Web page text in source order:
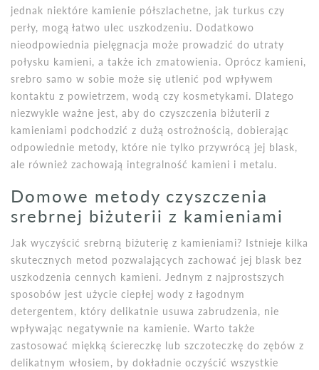
jednak niektóre kamienie półszlachetne, jak turkus czy
perły, mogą łatwo ulec uszkodzeniu. Dodatkowo
nieodpowiednia pielęgnacja może prowadzić do utraty
połysku kamieni, a także ich zmatowienia. Oprócz kamieni,
srebro samo w sobie może się utlenić pod wpływem
kontaktu z powietrzem, wodą czy kosmetykami. Dlatego
niezwykle ważne jest, aby do czyszczenia biżuterii z
kamieniami podchodzić z dużą ostrożnością, dobierając
odpowiednie metody, które nie tylko przywrócą jej blask,
ale również zachowają integralność kamieni i metalu.
Domowe metody czyszczenia
srebrnej biżuterii z kamieniami
Jak wyczyścić srebrną biżuterię z kamieniami? Istnieje kilka
skutecznych metod pozwalających zachować jej blask bez
uszkodzenia cennych kamieni. Jednym z najprostszych
sposobów jest użycie ciepłej wody z łagodnym
detergentem, który delikatnie usuwa zabrudzenia, nie
wpływając negatywnie na kamienie. Warto także
zastosować miękką ściereczkę lub szczoteczkę do zębów z
delikatnym włosiem, by dokładnie oczyścić wszystkie